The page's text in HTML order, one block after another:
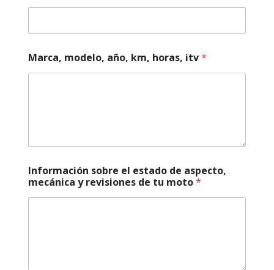
Marca, modelo, año, km, horas, itv*
Información sobre el estado de aspecto,
mecánica y revisiones de tu moto*